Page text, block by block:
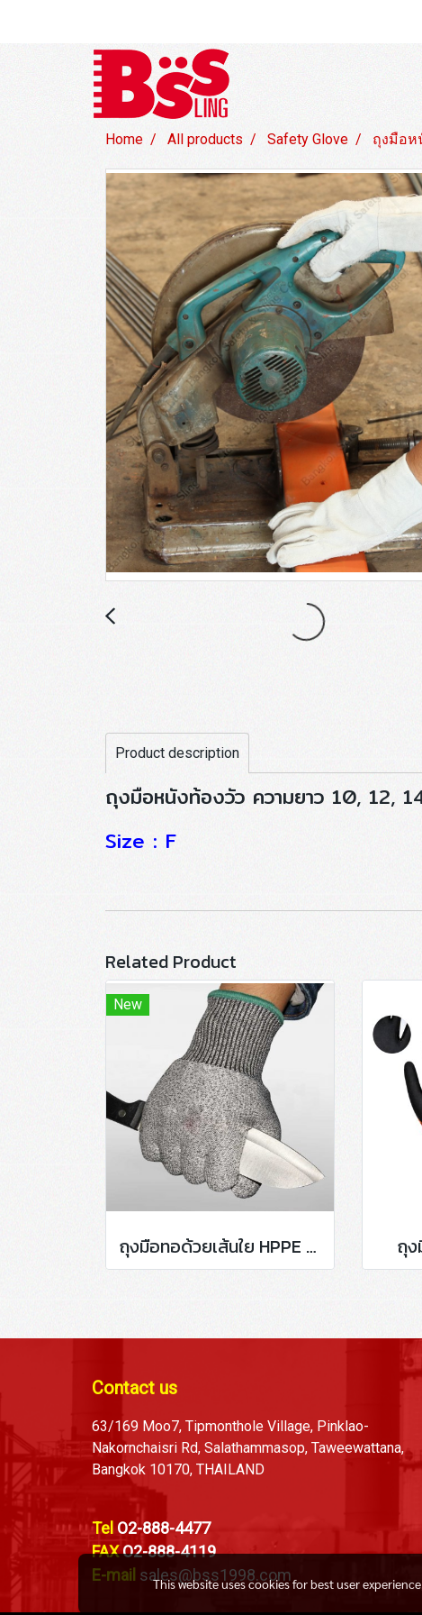
Home All products Safety Glove ถุงมือห
Product description
ถุงมือหนังท้องวัว ความยาว 10, 12,
Size : F
Related Product
New
ถุงมือทอด้วยเส้นใย HPPE Cut 5 (Food Grade) ถุ
Contact us
63/169 Moo7, Tipmonthole Village, Pinklao-
Nakornchaisri Rd, Salathammasop, Taweewattana,
Bangkok 10170, THAILAND
Tel O2-888-4477
FAXO2-888-4119
E-mail sales@bss1998.com
This website uses cookies for best user